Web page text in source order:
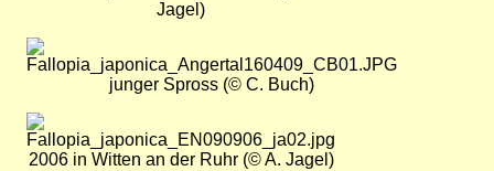
Jagel)
Bild
junger Spross (© C. Buch)
Bild
2006 in Witten an der Ruhr (© A. Jagel)